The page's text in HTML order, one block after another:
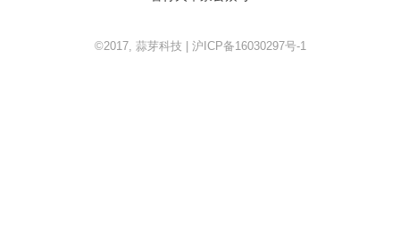
©2017, 蒜芽科技 | 沪ICP备16030297号-1